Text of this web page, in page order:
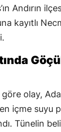
Andırın
kayıtlı
olay,
içme suyu
Tünelin